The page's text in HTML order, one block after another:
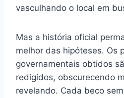
vasculhando o local em
Mas a história oficial
melhor das hipóteses. Os
governamentais obtidos
redigidos, obscurecendo
revelando. Cada beco